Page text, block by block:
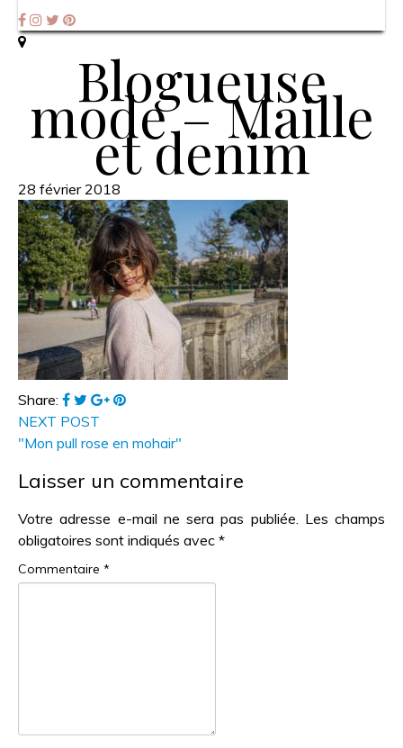
Blogueuse
mode – Maille
et denim
28 février 2018
Share:
NEXT POST
"Mon pull rose en mohair"
Laisser un commentaire
Votre adresse e-mail ne sera pas publiée. Les champs
obligatoires sont indiqués avec *
Commentaire *